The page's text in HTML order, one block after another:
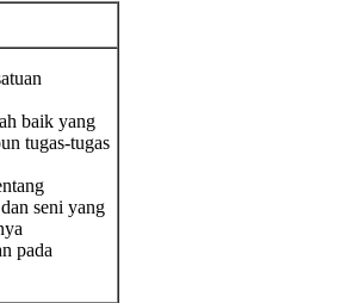
baik yang
tugas-tugas
seni yang
pada